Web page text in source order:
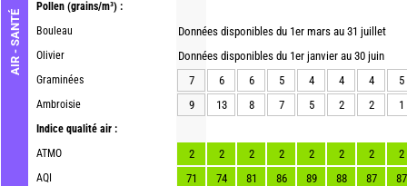
AIR - SANTÉ
Pollen (grains/m³) :
Bouleau
Olivier
Graminées
Ambroisie
Indice qualité air :
ATMO
AQI
Données disponibles du 1er mars au 31 juillet
Données disponibles du 1er janvier au 30 juin
7
6 6 5 4 4 4
5
9
13 8 7 5 2 2 1
2 2 2 2 2 2 2
2
71
74 81 86 89 88 87
87